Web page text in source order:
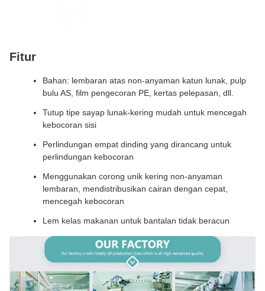
Fitur
Bahan: lembaran atas non-anyaman katun lunak, pulp
bulu AS, film pengecoran PE, kertas pelepasan, dll.
Tutup tipe sayap lunak-kering mudah untuk mencegah
kebocoran sisi
Perlindungan empat dinding yang dirancang untuk
perlindungan kebocoran
Menggunakan corong unik kering non-anyaman
lembaran, mendistribusikan cairan dengan cepat,
mencegah kebocoran
Lem kelas makanan untuk bantalan tidak beracun